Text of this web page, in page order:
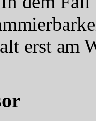
erst am